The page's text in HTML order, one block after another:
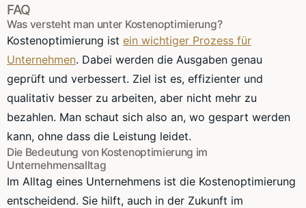
FAQ
Was versteht man unter Kostenoptimierung?
Kostenoptimierung ist ein wichtiger Prozess für
Unternehmen. Dabei werden die Ausgaben genau
geprüft und verbessert. Ziel ist es, effizienter und
qualitativ besser zu arbeiten, aber nicht mehr zu
bezahlen. Man schaut sich also an, wo gespart werden
kann, ohne dass die Leistung leidet.
Die Bedeutung von Kostenoptimierung im
Unternehmensalltag
Im Alltag eines Unternehmens ist die Kostenoptimierung
entscheidend. Sie hilft, auch in der Zukunft im